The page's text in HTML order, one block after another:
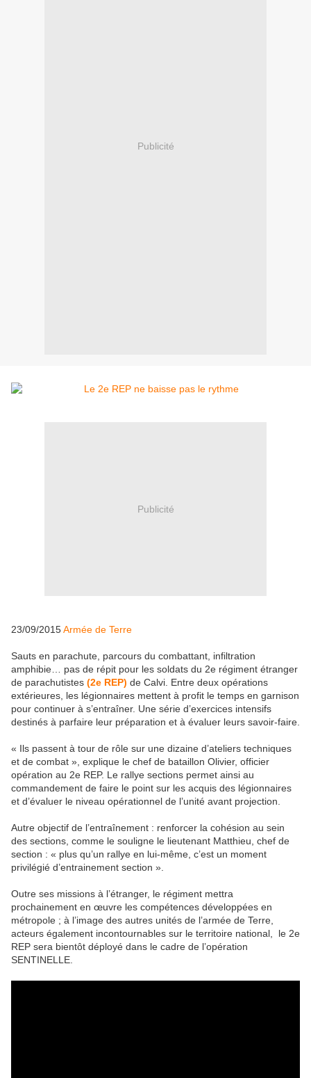
Publicité
Publicité
23/09/2015Armée de Terre
Sauts en parachute, parcours du combattant, infiltration
amphibie… pas de répit pour les soldats du 2e régiment étranger
de parachutistes (2e REP) de Calvi. Entre deux opérations
extérieures, les légionnaires mettent à profit le temps en garnison
pour continuer à s’entraîner. Une série d’exercices intensifs
destinés à parfaire leur préparation et à évaluer leurs savoir-faire.
« Ils passent à tour de rôle sur une dizaine d’ateliers techniques
et de combat », explique le chef de bataillon Olivier, officier
opération au 2e REP. Le rallye sections permet ainsi au
commandement de faire le point sur les acquis des légionnaires
et d’évaluer le niveau opérationnel de l’unité avant projection.
Autre objectif de l’entraînement : renforcer la cohésion au sein
des sections, comme le souligne le lieutenant Matthieu, chef de
section : « plus qu’un rallye en lui-même, c’est un moment
privilégié d’entrainement section ».
Outre ses missions à l’étranger, le régiment mettra
prochainement en œuvre les compétences développées en
métropole ; à l’image des autres unités de l’armée de Terre,
acteurs également incontournables sur le territoire national, le 2e
REP sera bientôt déployé dans le cadre de l’opération
SENTINELLE.